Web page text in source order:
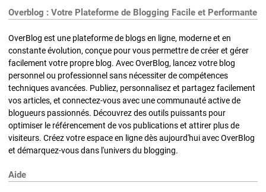
Overblog : Votre Plateforme de Blogging Facile et Performante
OverBlog est une plateforme de blogs en ligne, moderne et en
constante évolution, conçue pour vous permettre de créer et gérer
facilement votre propre blog. Avec OverBlog, lancez votre blog
personnel ou professionnel sans nécessiter de compétences
techniques avancées. Publiez, personnalisez et partagez facilement
vos articles, et connectez-vous avec une communauté active de
blogueurs passionnés. Découvrez des outils puissants pour
optimiser le référencement de vos publications et attirer plus de
visiteurs. Créez votre espace en ligne dès aujourd'hui avec OverBlog
et démarquez-vous dans l'univers du blogging.
Aide